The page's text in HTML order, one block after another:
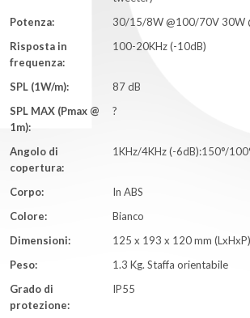
Potenza:
30/15/8W @100/70V 30W
Risposta in
frequenza:
100-20KHz (-10dB)
SPL (1W/m):
87 dB
SPL MAX (Pmax @
1m):
?
Angolo di
copertura:
1KHz/4KHz (-6dB):150°/
Corpo:
In ABS
Colore:
Bianco
Dimensioni:
125 x 193 x 120 mm (LxHxP)
Peso:
1.3 Kg. Staffa orientabile
Grado di
protezione:
IP55